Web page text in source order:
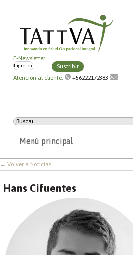
E-Newsletter
Suscribir
Atención al cliente:
+56222172383
Menú principal
← Volver a Noticias
Hans Cifuentes